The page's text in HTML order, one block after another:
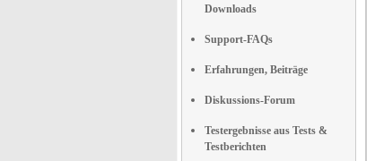
Downloads
Support-FAQs
Erfahrungen, Beiträge
Diskussions-Forum
Testergebnisse aus Tests &
Testberichten